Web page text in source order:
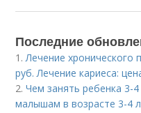
Последние
1.Лечение хронического
руб. Лечение кариеса:
2.Чем занять ребенка 3-
малышам в возрасте 3-4